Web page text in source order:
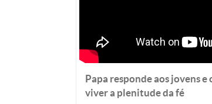
Papa responde aos jovens e
viver a plenitude da fé